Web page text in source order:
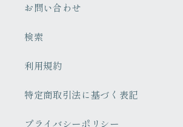
お問い合わせ
検索
利用規約
特定商取引法に基づく表記
プライバシーポリシー